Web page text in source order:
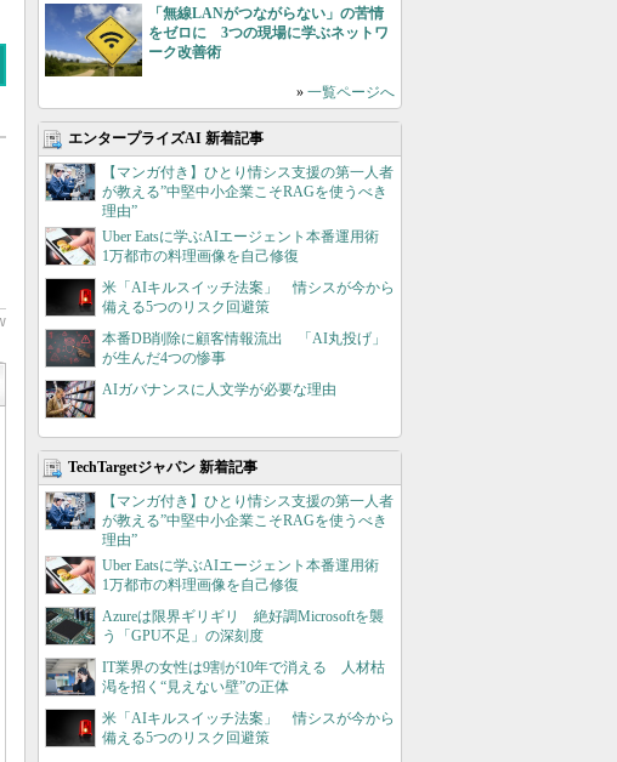
「無線LANがつながらない」の苦情
をゼロに 3つの現場に学ぶネットワ
ーク改善術
» 一覧ページへ
エンタープライズAI 新着記事
【マンガ付き】ひとり情シス支援の第一人者
が教える”中堅中小企業こそRAGを使うべき
理由”
Uber Eatsに学ぶAIエージェント本番運用術
1万都市の料理画像を自己修復
米「AIキルスイッチ法案」 情シスが今から
備える5つのリスク回避策
本番DB削除に顧客情報流出 「AI丸投げ」
が生んだ4つの惨事
AIガバナンスに人文学が必要な理由
TechTargetジャパン 新着記事
【マンガ付き】ひとり情シス支援の第一人者
が教える”中堅中小企業こそRAGを使うべき
理由”
Uber Eatsに学ぶAIエージェント本番運用術
1万都市の料理画像を自己修復
Azureは限界ギリギリ 絶好調Microsoftを襲
う「GPU不足」の深刻度
IT業界の女性は9割が10年で消える 人材枯
渇を招く“見えない壁”の正体
米「AIキルスイッチ法案」 情シスが今から
備える5つのリスク回避策